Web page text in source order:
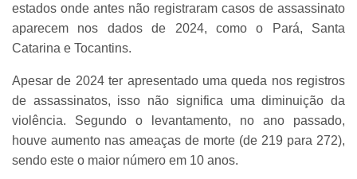
estados onde antes não registraram casos de assassinato
aparecem nos dados de 2024, como o Pará, Santa
Catarina e Tocantins.
Apesar de 2024 ter apresentado uma queda nos registros
de assassinatos, isso não significa uma diminuição da
violência. Segundo o levantamento, no ano passado,
houve aumento nas ameaças de morte (de 219 para 272),
sendo este o maior número em 10 anos.